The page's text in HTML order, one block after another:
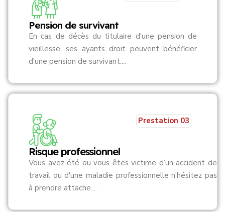
Pension de survivant
En cas de décès du titulaire d'une pension de
vieillesse, ses ayants droit peuvent bénéficier
d'une pension de survivant....
Prestation 03
Risque professionnel
Vous avez été ou vous êtes victime d’un accident de
travail ou d'une maladie professionnelle n'hésitez pas
à prendre attache....